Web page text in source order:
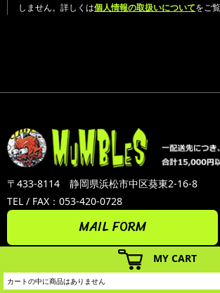
MY CART
カートの中に商品はありません
しません。詳しくは個人情報の取扱いについてをご
〒433-8114 静岡県浜松市中区葵東2-16-8
TEL / FAX：053-420-0728
MAIL FORM